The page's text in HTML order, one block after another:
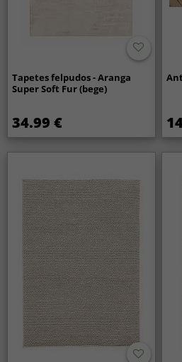
Tapetes felpudos - Aranga
Super Soft Fur (bege)
34.99 €